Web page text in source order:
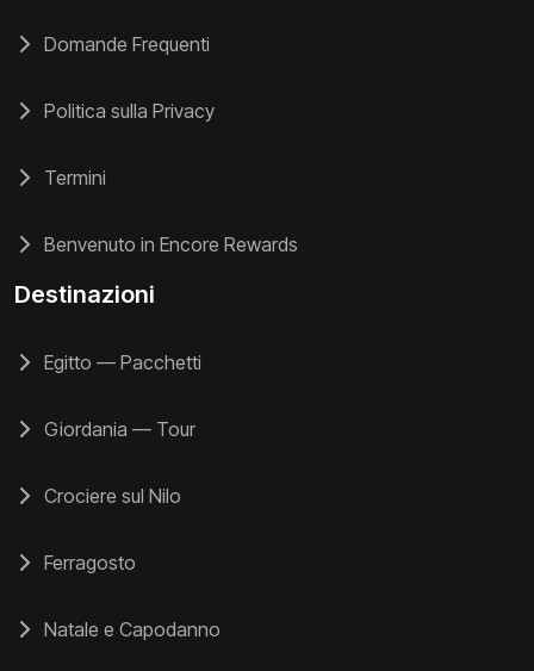
Domande Frequenti
Politica sulla Privacy
Termini
Benvenuto in Encore Rewards
Destinazioni
Egitto — Pacchetti
Giordania — Tour
Crociere sul Nilo
Ferragosto
Natale e Capodanno